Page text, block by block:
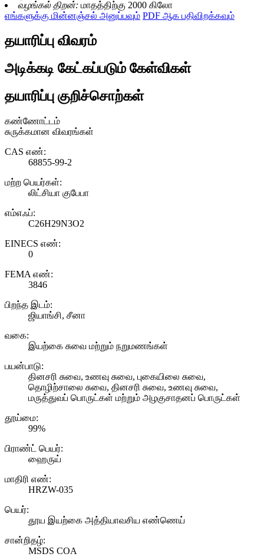
வழங்கல் திறன்: மாதத்திற்கு 2000 கிலோ
எங்களுக்கு மின்னஞ்சல் அனுப்பவும் PDF ஆக பதிவிறக்கவும்
தயாரிப்பு விவரம்
அடிக்கடி கேட்கப்படும் கேள்விகள்
தயாரிப்பு குறிச்சொற்கள்
கண்ணோட்டம்
சுருக்கமான விவரங்கள்
CAS எண்:
68855-99-2
மற்ற பெயர்கள்:
லிட்சியா குபேபா
எம்எஃப்:
C26H29N3O2
EINECS எண்:
0
FEMA எண்:
3846
பிறந்த இடம்:
ஜியாங்சி, சீனா
வகை:
இயற்கை சுவை மற்றும் நறுமணங்கள்
பயன்பாடு:
தினசரி சுவை, உணவு சுவை, புகையிலை சுவை,
தொழிற்சாலை சுவை, தினசரி சுவை, உணவு சுவை,
மருத்துவப் பொருட்கள் மற்றும் அழகுசாதனப் பொருட்கள்
தூய்மை:
99%
பிராண்ட் பெயர்:
ஹைருய்
மாதிரி எண்:
HRZW-035
பெயர்:
தூய இயற்கை அத்தியாவசிய எண்ணெய்
சான்றிதழ்:
MSDS COA